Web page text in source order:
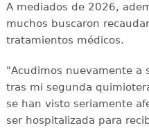
A mediados de 2026,
muchos buscaron
tratamientos médicos.
"Acudimos nuevamente a
tras mi segunda
se han visto seriamente
ser hospitalizada para